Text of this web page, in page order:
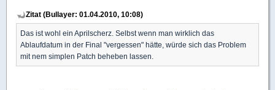
Zitat (Bullayer: 01.04.2010, 10:08)
Das ist wohl ein Aprilscherz. Selbst wenn man wirklich das
Ablaufdatum in der Final "vergessen" hätte, würde sich das Problem
mit nem simplen Patch beheben lassen.